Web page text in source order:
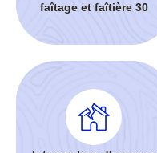
faîtage et faîtière 30